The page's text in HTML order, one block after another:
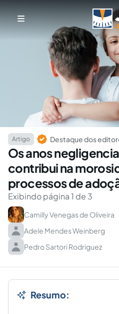
Artigo
Destaque dos
Os anos
contribui na
processos de
Exibindo página 1 de 3
Camilly Venegas de Oliveira
Adele Mendes Weinberg
Pedro Sartori Rodriguez
Resumo: